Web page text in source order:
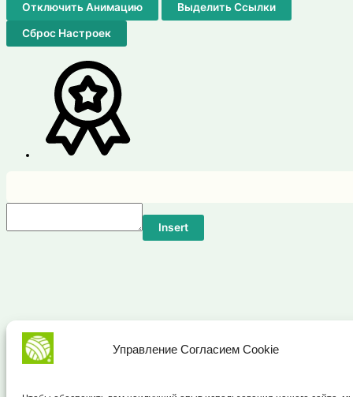
Управление Согласием Cookie
Отключить Анимацию Выделить Ссылки
Сброс Настроек
Insert